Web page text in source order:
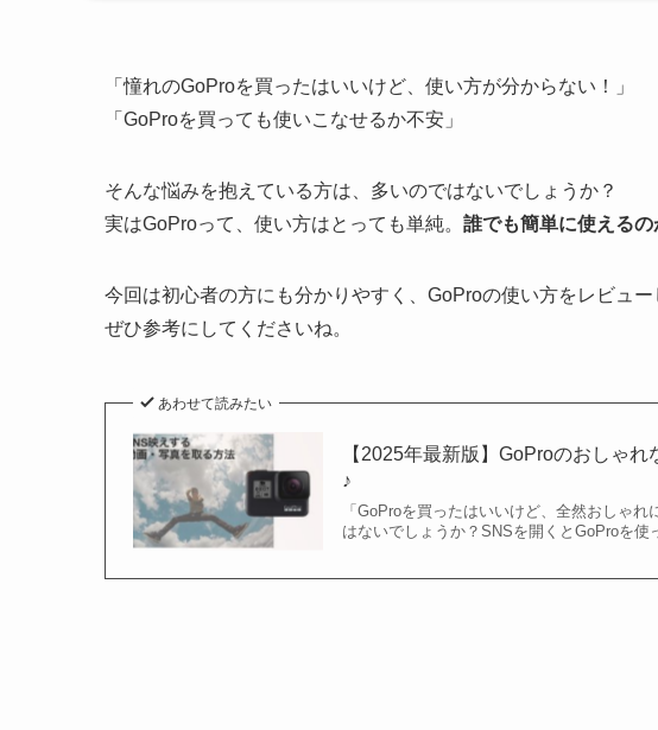
「憧れのGoProを買ったはいいけど、使い方が分からない！」
「GoProを買っても使いこなせるか不安」
そんな悩みを抱えている方は、多いのではないでしょうか？
実はGoProって、使い方はとっても単純。 誰でも簡単に使えるの
今回は初心者の方にも分かりやすく、GoProの使い方をレビュー
ぜひ参考にしてくださいね。
あわせて読みたい
【2025年最新版】GoProのおしゃ
♪
「GoProを買ったはいいけど、全然おしゃ
はないでしょうか？SNSを開くとGoProを